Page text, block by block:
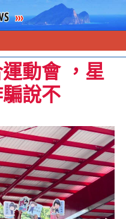
動會 ，星
說不